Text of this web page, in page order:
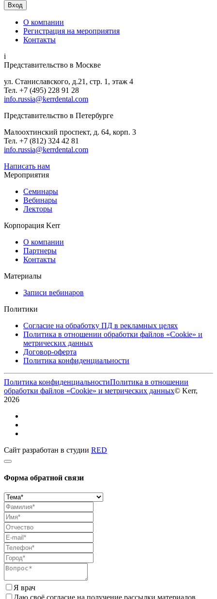
Вход
О компании
Регистрация на мероприятия
Контакты
i
Представительство в Москве
ул. Станиславского, д.21, стр. 1, этаж 4
Тел. +7 (495) 228 91 28
info.russia@kerrdental.com
Представительство в Петербурге
Малоохтинский проспект, д. 64, корп. 3
Тел. +7 (812) 324 42 81
info.russia@kerrdental.com
Написать нам
Мероприятия
Семинары
Вебинары
Лекторы
Корпорация Kerr
О компании
Партнеры
Контакты
Материалы
Записи вебинаров
Политики
Согласие на обработку ПД в рекламных целях
Политика в отношении обработки файлов «Cookie» и
метрических данных
Договор-оферта
Политика конфиденциальности
Политика конфиденциальностиПолитика в отношении
обработки файлов «Cookie» и метрических данных© Kerr,
2026
Сайт разработан в студии RED
Форма обратной связи
Я врач